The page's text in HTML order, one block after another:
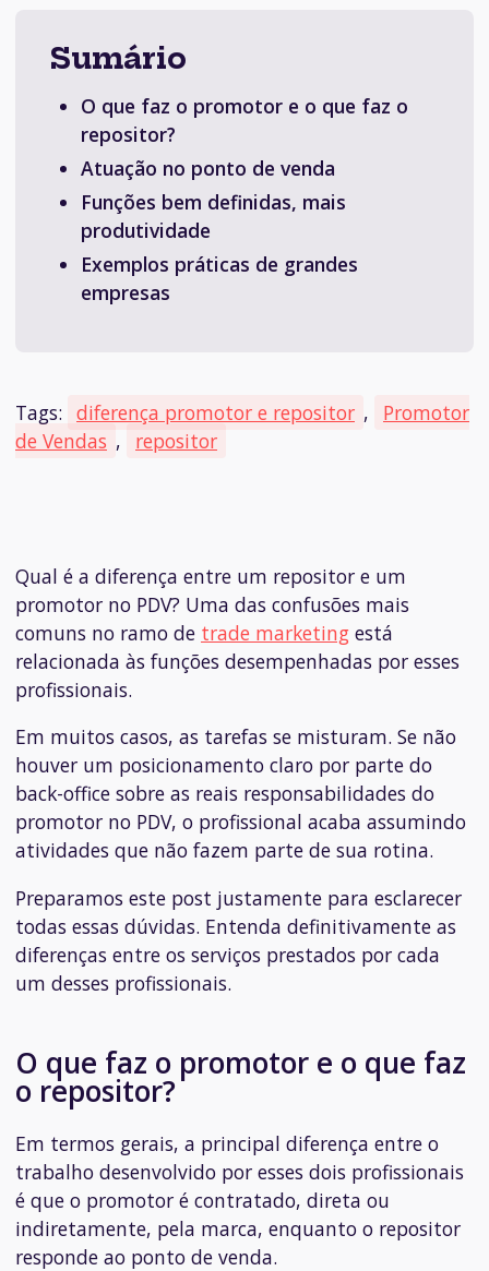
Sumário
O que faz o promotor e o que faz o
repositor?
Atuação no ponto de venda
Funções bem definidas, mais
produtividade
Exemplos práticas de grandes
empresas
Tags: diferença promotor e repositor ,
Promotor
de Vendas , repositor
Qual é a diferença entre um repositor e um
promotor no PDV? Uma das confusões mais
comuns no ramo de trade marketing está
relacionada às funções desempenhadas por esses
profissionais.
Em muitos casos, as tarefas se misturam. Se não
houver um posicionamento claro por parte do
back-office sobre as reais responsabilidades do
promotor no PDV, o profissional acaba assumindo
atividades que não fazem parte de sua rotina.
Preparamos este post justamente para esclarecer
todas essas dúvidas. Entenda definitivamente as
diferenças entre os serviços prestados por cada
um desses profissionais.
O que faz o promotor e o que faz
o repositor?
Em termos gerais, a principal diferença entre o
trabalho desenvolvido por esses dois profissionais
é que o promotor é contratado, direta ou
indiretamente, pela marca, enquanto o repositor
responde ao ponto de venda.